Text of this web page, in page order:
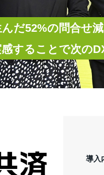
だ52%の問合せ減
することで次の
導入